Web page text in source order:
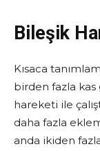
Bileşik
Kısaca
birden fazla
hareketi ile
daha fazla
anda ikiden